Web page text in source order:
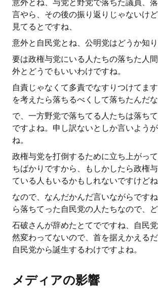
意外とね、与党と野党で落ちた議員、
言やら、その後の振り返りじゃないけ
見てるとですね、
意外と自民党とね、公明党はどうか知り
要は政権与党にいる人たちの落ちた人
外とどうでもいいわけですね。
自責じゃなくて多責でなすりつけてま
を考えたら落ちるべくして落ちたんだな
で、一方野党で落ちてる人たちは落ち
ですよね。申し訳ないとしか言いよう
ね。
政権与党を打倒するために立ち上がっ
ちばかりですから、もしかしたら政権
ている人もいるかもしれないですけどね
なので、なんだかんだ言いながらです
ら落ちてった自民党の人たちなので、ど
石破さんが辞めたとてでですね、自民
然変わってないので、首を据えかえる
自民党から誕生するわけですよね。
メディアの影響